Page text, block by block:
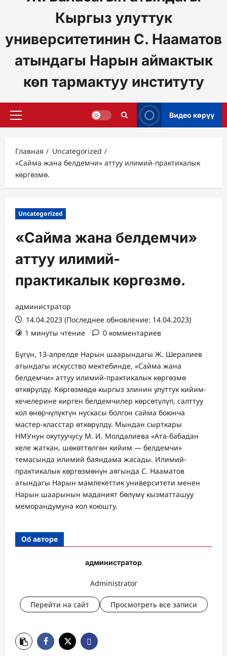
Кыргыз улуттук
университетинин С. Нааматов
атындагы Нарын аймактык
көп тармактуу институту
Основное
Видео көрүү
Главная
Uncategorized
«Сайма жана белдемчи» аттуу илимий-практикалык
көргөзмө.
Uncategorized
«Сайма жана белдемчи»
аттуу илимий-
практикалык көргөзмө.
администратор
14.04.2023 (Последнее обновление: 14.04.2023)
1 минуты чтение
0 комментариев
Бүгүн, 13-апрелде Нарын шаарындагы Ж. Шералиев
атындагы искусство мектебинде, «Сайма жана
белдемчи» аттуу илимий-практикалык көргөзмө
өткөрүлдү. Көргөзмөдө кыргыз элинин улуттук кийим-
кечелерине кирген белдемчилер көрсөтүлүп, салттуу
кол өнөрчүлүктүн нускасы болгон сайма боюнча
мастер-класстар өткөрүлдү. Мындан сырткары
НМУнун окутуучусу М. И. Молдалиева «Ата-бабадан
келе жаткан, шөкөттөлгөн кийим — белдемчи»
темасында илимий баяндама жасады. Илимий-
практикалык көргөзмөнүн аягында С. Нааматов
атындагы Нарын мамлекеттик университети менен
Нарын шаарынын маданият бөлүмү кызматташуу
меморандумуна кол коюшту.
Об авторе
администратор
Administrator
Перейти на сайт Просмотреть все записи